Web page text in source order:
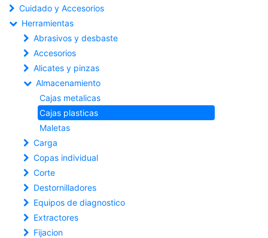
Cuidado y Accesorios
Herramientas
Abrasivos y desbaste
Accesorios
Alicates y pinzas
Almacenamiento
Cajas metalicas
Cajas plasticas
Maletas
Carga
Copas individual
Corte
Destornilladores
Equipos de diagnostico
Extractores
Fijacion